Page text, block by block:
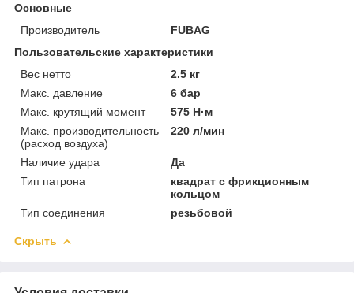
Основные
Производитель
FUBAG
Пользовательские характеристики
Вес нетто
2.5 кг
Макс. давление
6 бар
Макс. крутящий момент
575 Н·м
Макс. производительность
(расход воздуха)
220 л/мин
Наличие удара
Да
Тип патрона
квадрат с фрикционным
кольцом
Тип соединения
резьбовой
Скрыть